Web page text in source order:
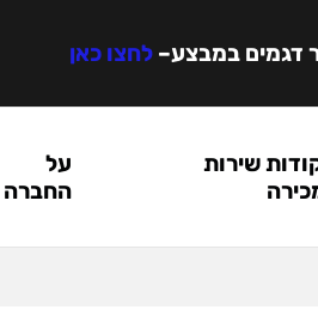
דגמים במבצע–לחצו כאן
שירות
על
החברה